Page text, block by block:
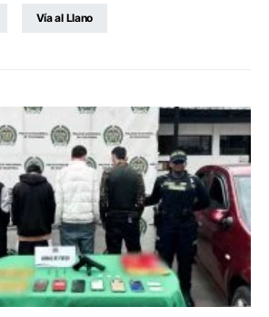
Vía al Llano